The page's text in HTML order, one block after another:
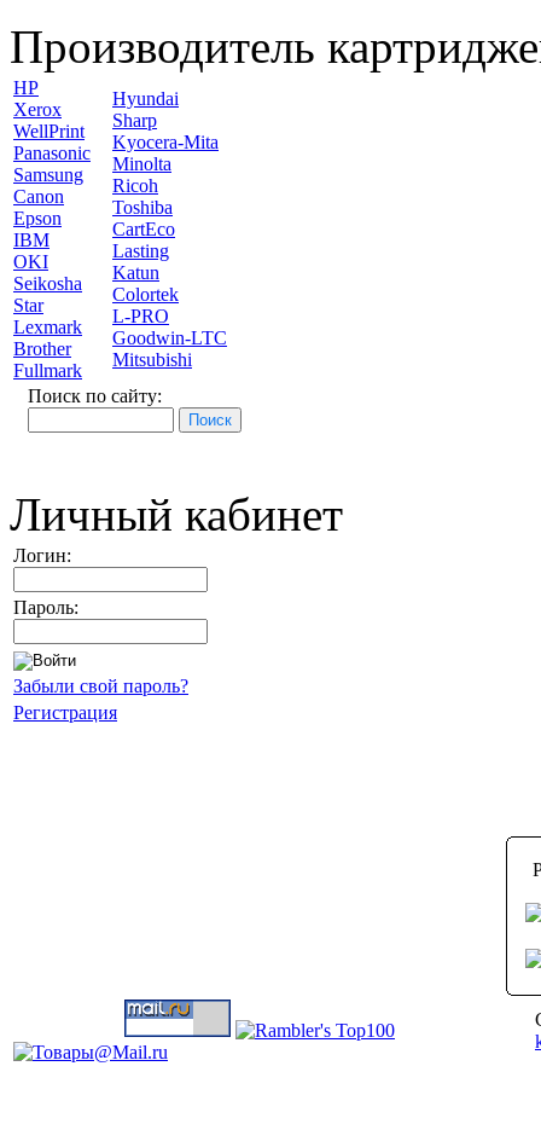
Производитель
HP
Xerox
WellPrint
Panasonic
Samsung
Canon
Epson
IBM
OKI
Seikosha
Star
Lexmark
Brother
Fullmark
Hyundai
Sharp
Kyocera-Mita
Minolta
Ricoh
Toshiba
CartEco
Lasting
Katun
Colortek
L-PRO
Goodwin-LTC
Mitsubishi
Поиск по сайту:
Личный кабинет
Логин:
Пароль:
Забыли свой пароль?
Регистрация